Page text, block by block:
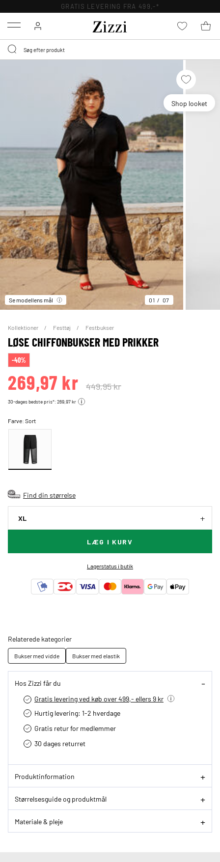
GRATIS LEVERING FRA 499,-*
Menu
Shop looket
Se modellens mål 01 07
Kollektioner Festtøj Festbukser
LØSE CHIFFONBUKSER MED PRIKKER
-40%
269,97 kr 449,95 kr
30-dages bedste pris*: 269,97 kr
Farve:Sort
Find din størrelse
XL
LÆG I KURV
Lagerstatus i butik
Relaterede kategorier
Bukser med vidde Bukser med elastik
Hos Zizzi får du
Gratis levering ved køb over 499,- ellers 9 kr
Hurtig levering­: 1-2 hverdage
Gratis retur for medlemmer
30 dages returret
Produktinformation
Størrelsesguide og produktmål
Materiale & pleje